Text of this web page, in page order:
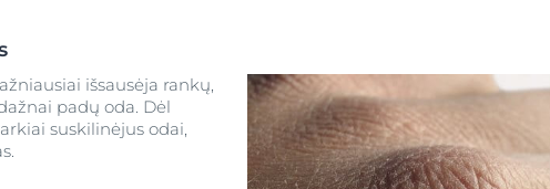
išsausėja rankų,
padų oda. Dėl
suskilinėjus odai,